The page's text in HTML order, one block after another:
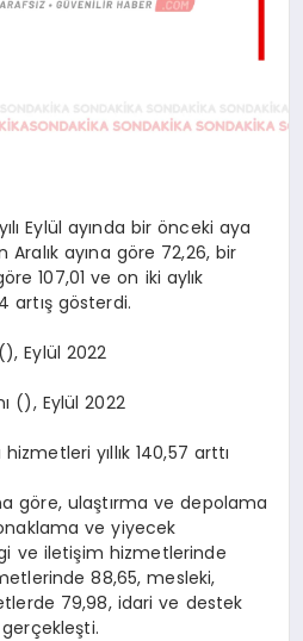
Eylül ayında bir önceki aya
Aralık ayına göre 72,26, bir
107,01 ve on iki aylık
artış gösterdi.
Eylül 2022
(), Eylül 2022
yıllık 140,57 arttı
göre, ulaştırma ve depolama
ve yiyecek
ve iletişim hizmetlerinde
88,65, mesleki,
79,98, idari ve destek